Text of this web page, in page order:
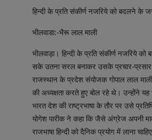
हिन्दी के प्रति संकीर्ण नजरिये को बदलने के
भीलवाडा:-भैरू लाल माली
भीलवाड़ा। हिन्दी के प्रति संकीर्ण नजरिये
सके उतना सरल बनाकर उसके प्रचार-
राजस्थान के प्रदेश संयोजक गोपाल लाल माली
की अध्यक्षता करते हुए बोल रहे थे। उन्होंने यह
भारत देश की राष्ट्रभाषा के तौर पर उसे
योगेश पारीक ने कहा कि जैसे अंग्रेज अपनी
राजभाषा हिन्दी को दैनिक प्रयोग में लाना